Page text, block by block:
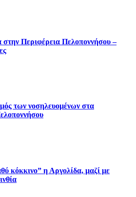
στην Περιφέρεια Πελοποννήσου –
των νοσηλευομένων στα
κόκκινο” η Αργολίδα, μαζί με